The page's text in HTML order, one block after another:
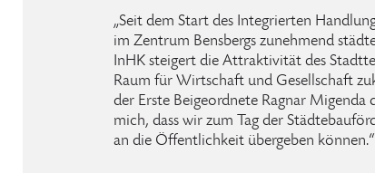
„Seit dem Start des Integrierten
im Zentrum Bensbergs zunehmend
InHK steigert die Attraktivität des
Raum für Wirtschaft und Gesellschaft
der Erste Beigeordnete Ragnar Migenda
mich, dass wir zum Tag der
an die Öffentlichkeit übergeben können.“